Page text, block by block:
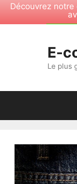
Découvrez
E-
Le plus